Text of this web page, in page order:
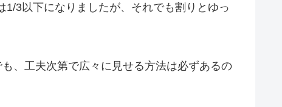
3以下になりましたが、それでも割りとゆっ
、工夫次第で広々に見せる方法は必ずあるの